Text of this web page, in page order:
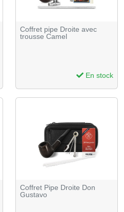
Coffret pipe Droite avec
trousse Camel
En stock
Coffret Pipe Droite Don
Gustavo